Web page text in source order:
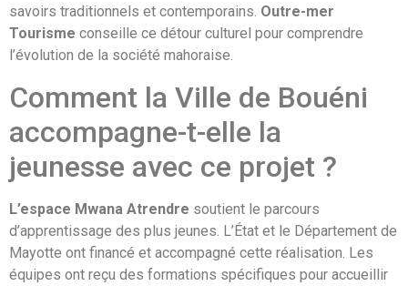
savoirs traditionnels et contemporains. Outre-mer
Tourisme conseille ce détour culturel pour comprendre
l’évolution de la société mahoraise.
Comment la Ville de Bouéni
accompagne-t-elle la
jeunesse avec ce projet ?
L’espace Mwana Atrendre soutient le parcours
d’apprentissage des plus jeunes. L’État et le Département de
Mayotte ont financé et accompagné cette réalisation. Les
équipes ont reçu des formations spécifiques pour accueillir